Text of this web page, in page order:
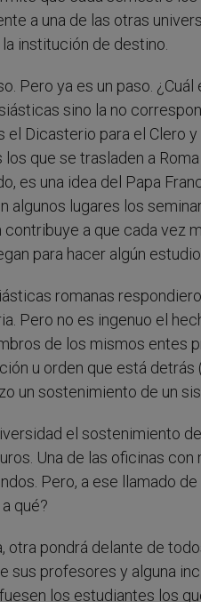
a una de las otras
institución de destino.
Pero ya es un paso.
sino la no
el Dicasterio para el Clero
que se trasladen a
es una idea del Papa
lugares los
a que cada vez
para hacer algún
romanas
Pero no es ingenuo el
de los mismos entes
u orden que está detrás
un sostenimiento de un
el sostenimiento
Una de las oficinas con
Pero, a ese llamado de
qué?
otra pondrá delante de
sus profesores y alguna
los estudiantes los